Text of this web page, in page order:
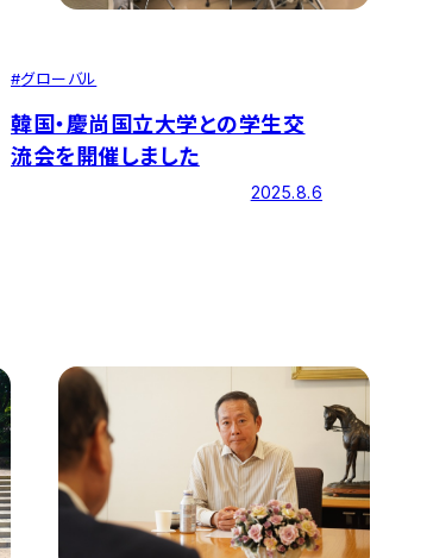
#グローバル
韓国・慶尚国立大学との学生交
流会を開催しました
2025.8.6